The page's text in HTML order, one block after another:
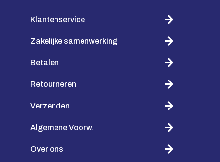
Klantenservice
Zakelijke samenwerking
Betalen
Retourneren
Verzenden
Algemene Voorw.
Over ons